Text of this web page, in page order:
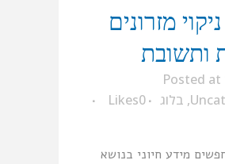
ניקוי מזרונים
ותשובת
Posted at
, בלוג 0
Likes
מידע חיוני בנושא